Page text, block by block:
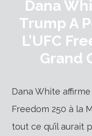
Dana
Trump A
L’UFC
Grand
Dana White
Freedom 250 à la
tout ce qu’il aurait